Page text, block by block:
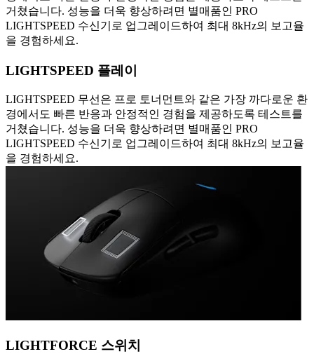
거쳤습니다. 성능을 더욱 향상하려면 별매품인 PRO
LIGHTSPEED 수신기로 업그레이드하여 최대 8kHz의 보고율
을 경험하세요.
LIGHTSPEED 플레이
LIGHTSPEED 무선은 프로 토너먼트와 같은 가장 까다로운 환
경에서도 빠른 반응과 안정적인 경험을 제공하도록 테스트를
거쳤습니다. 성능을 더욱 향상하려면 별매품인 PRO
LIGHTSPEED 수신기로 업그레이드하여 최대 8kHz의 보고율
을 경험하세요.
LIGHTFORCE 스위치